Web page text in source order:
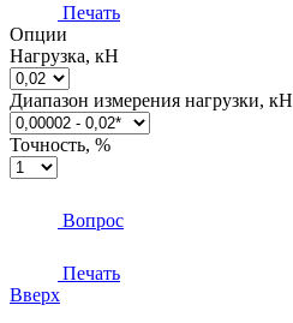
Печать
Опции
Нагрузка, кН
Диапазон измерения нагрузки, кН
Точность, %
Вопрос
Печать
Вверх